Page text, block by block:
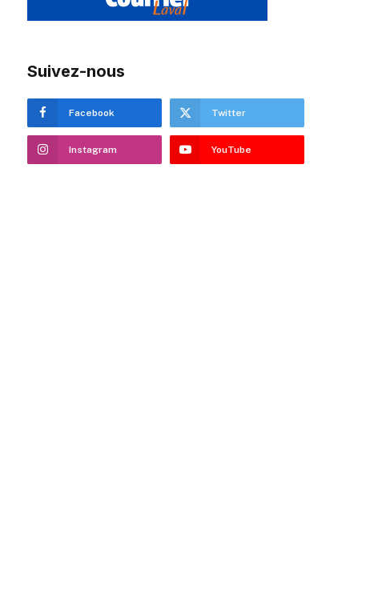
Suivez-nous
Facebook Twitter
Instagram YouTube